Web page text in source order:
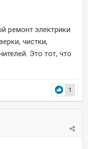
ремонт электрики
чистки,
Это тот, что
1